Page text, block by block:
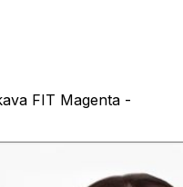
FIT Magenta -